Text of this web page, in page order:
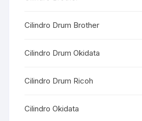
Cilindro Drum Brother
Cilindro Drum Okidata
Cilindro Drum Ricoh
Cilindro Okidata